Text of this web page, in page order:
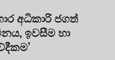
අධිකාරි ජගත්
ඉවසීම හා